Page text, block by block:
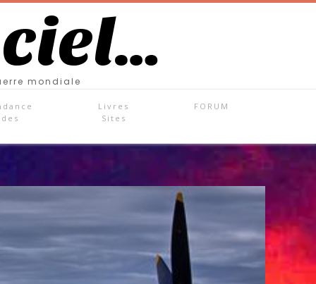
mondiale
Livres
Sites
FORUM